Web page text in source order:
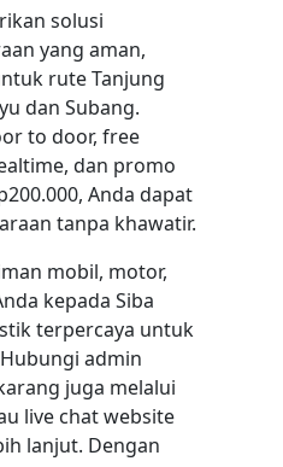
solusi
yang aman,
rute Tanjung
dan Subang.
to door, free
dan promo
Anda dapat
tanpa khawatir.
mobil, motor,
kepada Siba
terpercaya untuk
admin
juga melalui
live chat website
lanjut. Dengan